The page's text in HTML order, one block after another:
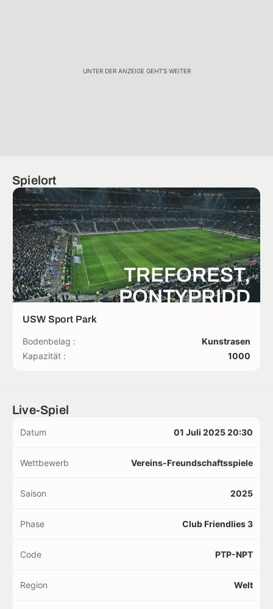
UNTER DER ANZEIGE GEHT'S WEITER
Spielort
TREFOREST,
PONTYPRIDD
USW Sport Park
Bodenbelag :
Kunstrasen
Kapazität :
1000
Live-Spiel
Datum 01 Juli 2025 20:30
Wettbewerb Vereins-Freundschaftsspiele
Saison 2025
Phase Club Friendlies 3
Code PTP-NPT
Region Welt